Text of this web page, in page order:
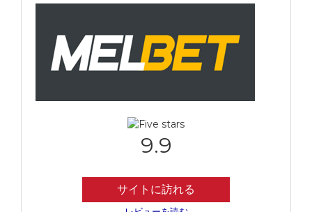
9.9
サイトに訪れる